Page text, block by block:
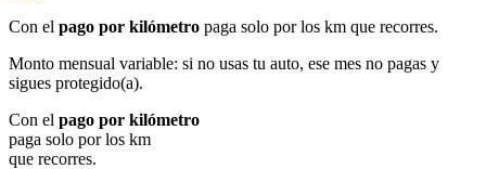
Con el pago por kilómetro paga solo por los km que recorres.
Monto mensual variable: si no usas tu auto, ese mes no pagas y
sigues protegido(a).
Con el pago por kilómetro
paga solo por los km
que recorres.